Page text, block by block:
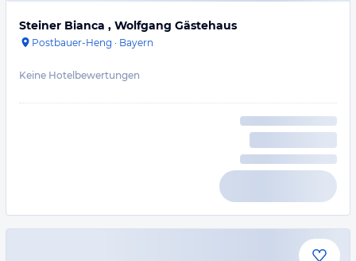
Steiner Bianca , Wolfgang Gästehaus
Postbauer-Heng · Bayern
Keine Hotelbewertungen